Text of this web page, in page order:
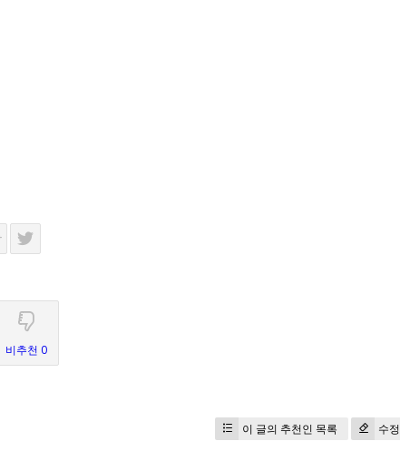
비추천 0
이 글의 추천인 목록 수정